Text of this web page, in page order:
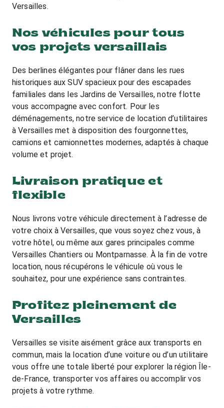
Versailles.
Nos véhicules pour tous
vos projets versaillais
Des berlines élégantes pour flâner dans les rues
historiques aux SUV spacieux pour des escapades
familiales dans les Jardins de Versailles, notre flotte
vous accompagne avec confort. Pour les
déménagements, notre service de location d’utilitaires
à Versailles met à disposition des fourgonnettes,
camions et camionnettes modernes, adaptés à chaque
volume et projet.
Livraison pratique et
flexible
Nous livrons votre véhicule directement à l’adresse de
votre choix à Versailles, que vous soyez chez vous, à
votre hôtel, ou même aux gares principales comme
Versailles Chantiers ou Montparnasse. À la fin de votre
location, nous récupérons le véhicule où vous le
souhaitez, pour une expérience sans contraintes.
Profitez pleinement de
Versailles
Versailles se visite aisément grâce aux transports en
commun, mais la location d’une voiture ou d’un utilitaire
vous offre une totale liberté pour explorer la région Île-
de-France, transporter vos affaires ou accomplir vos
projets à votre rythme.